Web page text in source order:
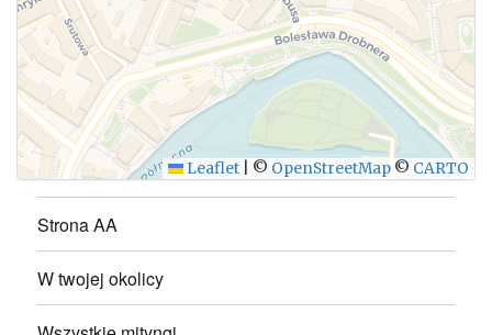
WYŚLIJ
Leaflet © OpenStreetMap © CARTO
Strona AA
W twojej okolicy